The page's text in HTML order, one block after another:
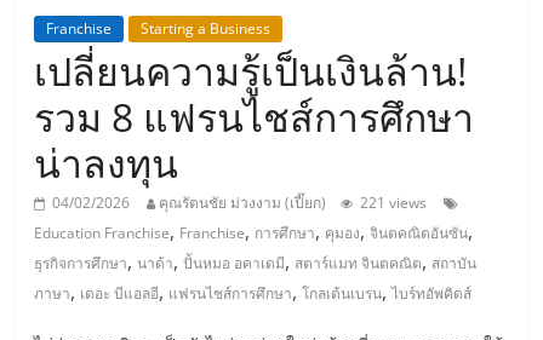
ธุรกิจ
เอ
ส
เอ็
มอี
Franchise Starting a Business
เปลี่ยนความรู้เป็นเงินล้าน!
รวม 8 แฟรนไชส์การศึกษา
น่าลงทุน
04/02/2026 คุณรัตนชัย ม่วงงาม (เปี๊ยก)
221 views
Education Franchise, Franchise, การศึกษา, คุมอง,จินตคณิตอันซัน,
ธุรกิจการศึกษา,นาด้า,ปั้นหมอ อคาเดมี, สตาร์แมท จินตคณิต, สถาบัน
ภาษา, เดอะ บีแอลอี, แฟรนไชส์การศึกษา,โกลเด้นเบรน,ไบร์ทอัพคิดส์